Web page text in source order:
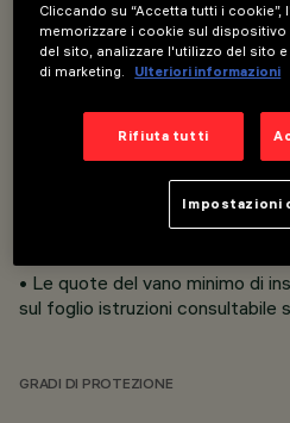
• Installazione ad incasso su
a 25 mm; sistema di fissaggio
• Corpo lampada orientabile con
estruso. Possibilità di
rotazione di 358°.
• Cornice di supporto in
• Ottica arretrata ad alta
metallizzato, integrata nello
che permette di ottenere un
• Le quote del vano minimo di
sul foglio istruzioni consultabile
GRADI DI PROTEZIONE
Cliccando su “Accetta tutti i cookie”,
memorizzare i cookie sul dispositivo
del sito, analizzare l'utilizzo del sito
di marketing.
Ulteriori informazioni
Rifiuta tutti
Impostazioni